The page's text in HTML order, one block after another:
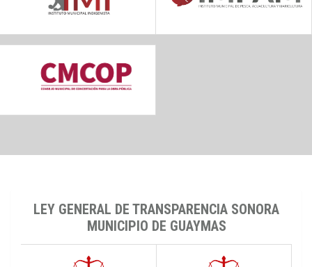
LEY GENERAL DE TRANSPARENCIA SONORA
MUNICIPIO DE GUAYMAS